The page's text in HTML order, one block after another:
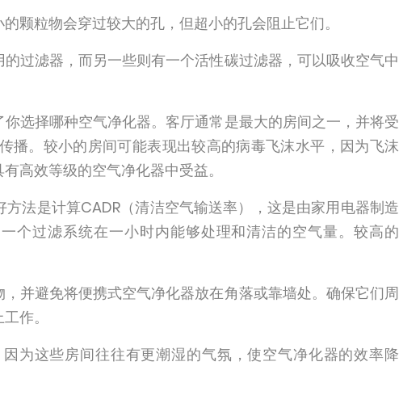
颗粒物会穿过较大的孔，但超小的孔会阻止它们。
过滤器，而另一些则有一个活性碳过滤器，可以吸收空气中
选择哪种空气净化器。客厅通常是最大的房间之一，并将受
播。较小的房间可能表现出较高的病毒飞沫水平，因为飞沫
高效等级的空气净化器中受益。
法是计算CADR（清洁空气输送率），这是由家用电器制造
个过滤系统在一小时内能够处理和清洁的空气量。较高的
并避免将便携式空气净化器放在角落或靠墙处。确保它们周
作。
为这些房间往往有更潮湿的气氛，使空气净化器的效率降